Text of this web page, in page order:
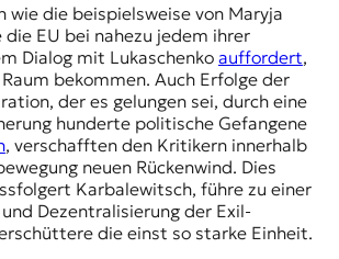
wie die beispielsweise von Maryja
die EU bei nahezu jedem ihrer
Dialog mit Lukaschenko auffordert,
bekommen. Auch Erfolge der
der es gelungen sei, durch eine
hunderte politische Gefangene
, verschafften den Kritikern innerhalb
neuen Rückenwind. Dies
Karbalewitsch, führe zu einer
Dezentralisierung der Exil-
die einst so starke Einheit.